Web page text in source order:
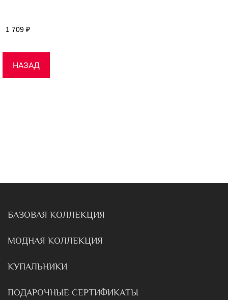
1 709 ₽
НАЗАД
БАЗОВАЯ КОЛЛЕКЦИЯ
МОДНАЯ КОЛЛЕКЦИЯ
КУПАЛЬНИКИ
ПОДАРОЧНЫЕ СЕРТИФИКАТЫ